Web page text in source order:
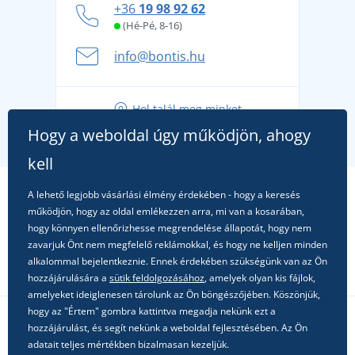
kényelmesen és biztonságosan
A nyári kaland a csomagolással kezdődik - készüljön
fel a gondtalan nyaralásra
alkalomra!
+36 19 98 92 62
(Hé-Pé, 8-16)
info@bontis.hu
Hol talál meg minket
Kövessen minket a közösségi hálózatokon
Hogy a weboldal úgy működjön, ahogy
kell
A lehető legjobb vásárlási élmény érdekében - hogy a keresés
működjön, hogy az oldal emlékezzen arra, mi van a kosarában,
hogy könnyen ellenőrizhesse megrendelése állapotát, hogy nem
zavarjuk Önt nem megfelelő reklámokkal, és hogy ne kelljen minden
alkalommal bejelentkeznie. Ennek érdekében szükségünk van az Ön
hozzájárulására a sütik feldolgozásához, amelyek olyan kis fájlok,
amelyeket ideiglenesen tárolunk az Ön böngészőjében. Köszönjük,
hogy az "Értem" gombra kattintva megadja nekünk ezt a
hozzájárulást, és segít nekünk a weboldal fejlesztésében. Az Ön
adatait teljes mértékben bizalmasan kezeljük.